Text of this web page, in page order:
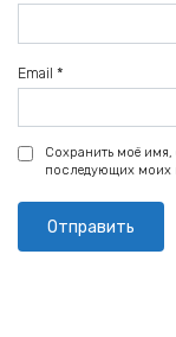
Email *
Сохранить моё имя,
последующих моих